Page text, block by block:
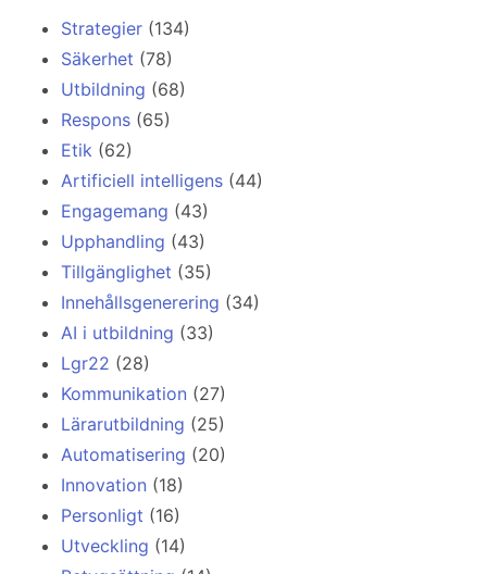
Strategier (134)
Säkerhet (78)
Utbildning (68)
Respons (65)
Etik (62)
Artificiell intelligens (44)
Engagemang (43)
Upphandling (43)
Tillgänglighet (35)
Innehållsgenerering (34)
AI i utbildning (33)
Lgr22 (28)
Kommunikation (27)
Lärarutbildning (25)
Automatisering (20)
Innovation (18)
Personligt (16)
Utveckling (14)